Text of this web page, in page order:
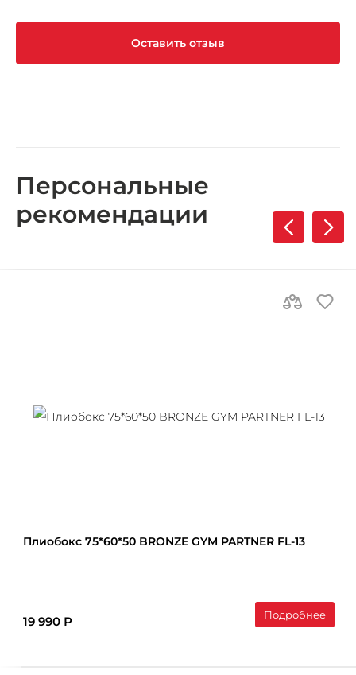
Оставить отзыв
Персональные
рекомендации
Плиобокс 75*60*50 BRONZE GYM PARTNER FL-13
19 990 Р Подробнее